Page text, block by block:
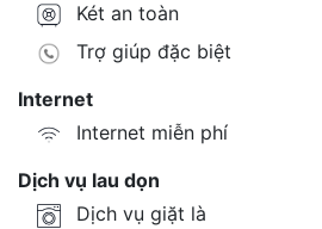
Két an toàn
Trợ giúp đặc biệt
Internet
Internet miễn phí
Dịch vụ lau dọn
Dịch vụ giặt là